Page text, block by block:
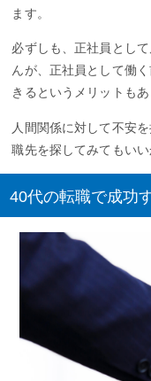
ます。
必ずしも、正社員とし
んが、正社員として働
きるというメリットもあ
人間関係に対して不安
職先を探してみてもいい
40代の転職で成功